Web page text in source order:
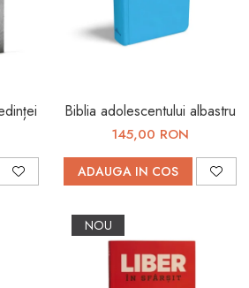
Biblia adolescentului albastru
145,00 RON
ADAUGA IN COS
NOU